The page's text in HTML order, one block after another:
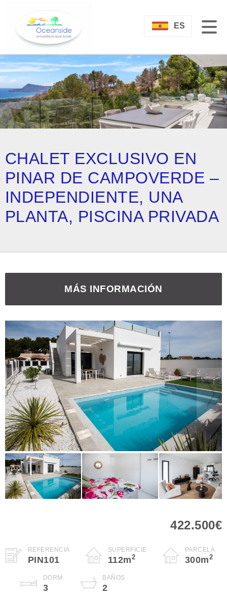
ES
CHALET EXCLUSIVO EN
PINAR DE CAMPOVERDE –
INDEPENDIENTE, UNA
PLANTA, PISCINA PRIVADA
MÁS INFORMACIÓN
422.500€
REFERENCIA
PIN101
SUPERFICIE
112m2
PARCELA
300m2
DORM.
3
BAÑOS
2